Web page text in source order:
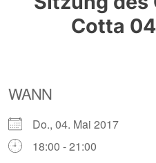
Cotta
WANN
Do., 04. Mai 2017
18:00 - 21:00